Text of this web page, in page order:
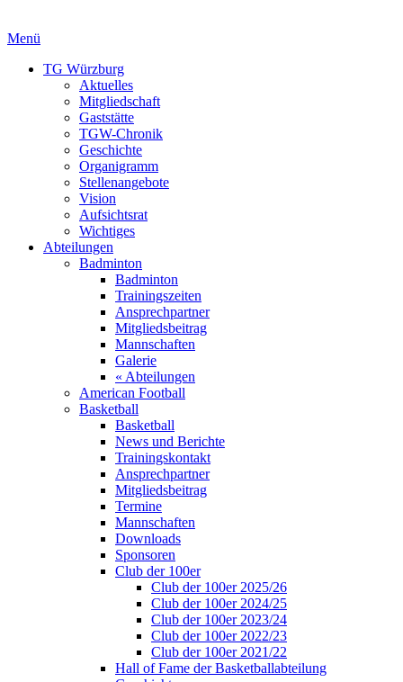
Menü
TG Würzburg
Aktuelles
Mitgliedschaft
Gaststätte
TGW-Chronik
Geschichte
Organigramm
Stellenangebote
Vision
Aufsichtsrat
Wichtiges
Abteilungen
Badminton
Badminton
Trainingszeiten
Ansprechpartner
Mitgliedsbeitrag
Mannschaften
Galerie
« Abteilungen
American Football
Basketball
Basketball
News und Berichte
Trainingskontakt
Ansprechpartner
Mitgliedsbeitrag
Termine
Mannschaften
Downloads
Sponsoren
Club der 100er
Club der 100er 2025/26
Club der 100er 2024/25
Club der 100er 2023/24
Club der 100er 2022/23
Club der 100er 2021/22
Hall of Fame der Basketballabteilung